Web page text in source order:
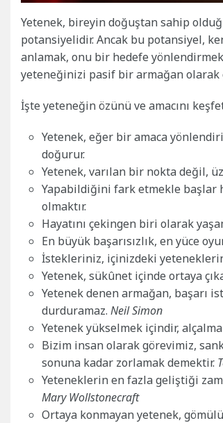
Yetenek, bireyin doğuştan sahip
potansiyelidir. Ancak bu potansiyel,
anlamak, onu bir hedefe
yeteneğinizi pasif bir armağan
İşte yeteneğin özünü ve amacını
Yetenek, eğer bir amaca
doğurur.
Yetenek, varılan bir nokta değil,
Yapabildiğini fark etmekle başlar
olmaktır.
Hayatını çekingen biri olarak
En büyük başarısızlık, en yüce
İstekleriniz, içinizdeki
Yetenek, sükûnet içinde ortaya
Yetenek denen armağan, başarı
durduramaz. Neil Simon
Yetenek yükselmek içindir,
Bizim insan olarak görevimiz,
sonuna kadar zorlamak demektir.
Yeteneklerin en fazla geliştiği
Mary Wollstonecraft
Ortaya konmayan yetenek,